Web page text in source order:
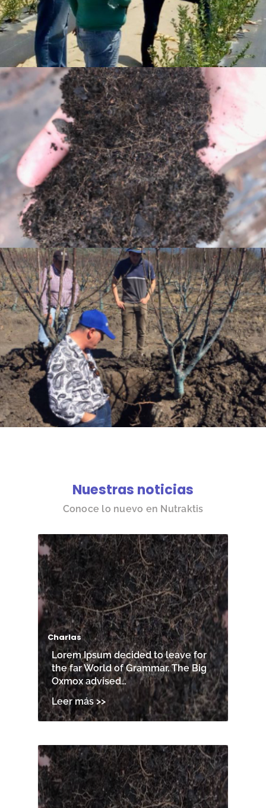
Nuestras noticias
Conoce lo nuevo en Nutraktis
Charlas
Lorem Ipsum decided to leave for
the far World of Grammar. The Big
Oxmox advised…